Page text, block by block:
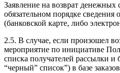
Заявление на возврат денежных
обязательном порядке сведения
(банковской карте, либо
2.5. В случае, если произошел
мероприятие по инициативе
списка получателей рассылки и
“черный” список”) в базе